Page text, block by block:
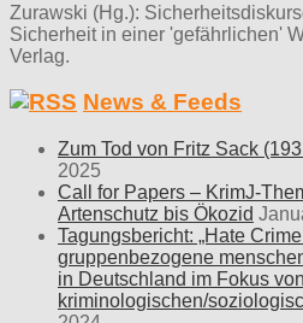
Zurawski (Hg.):
Sicherheit in einer 'gefährlichen'
Verlag.
News & Feeds
Zum Tod von Fritz Sack
2025
Call for Papers – KrimJ-
Artenschutz bis Ökozid
Tagungsbericht: „Hate
gruppenbezogene
in Deutschland im Fokus von
kriminologischen/